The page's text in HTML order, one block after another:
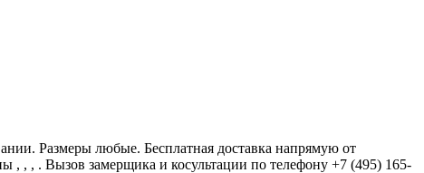
Размеры любые. Бесплатная доставка напрямую от
, , , . Вызов замерщика и косультации по телефону +7 (495) 165-